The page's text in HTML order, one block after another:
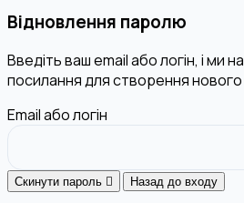
Відновлення паролю
Введіть ваш email або логін, і ми
посилання для створення
Email або логін
Скинути пароль Назад до входу